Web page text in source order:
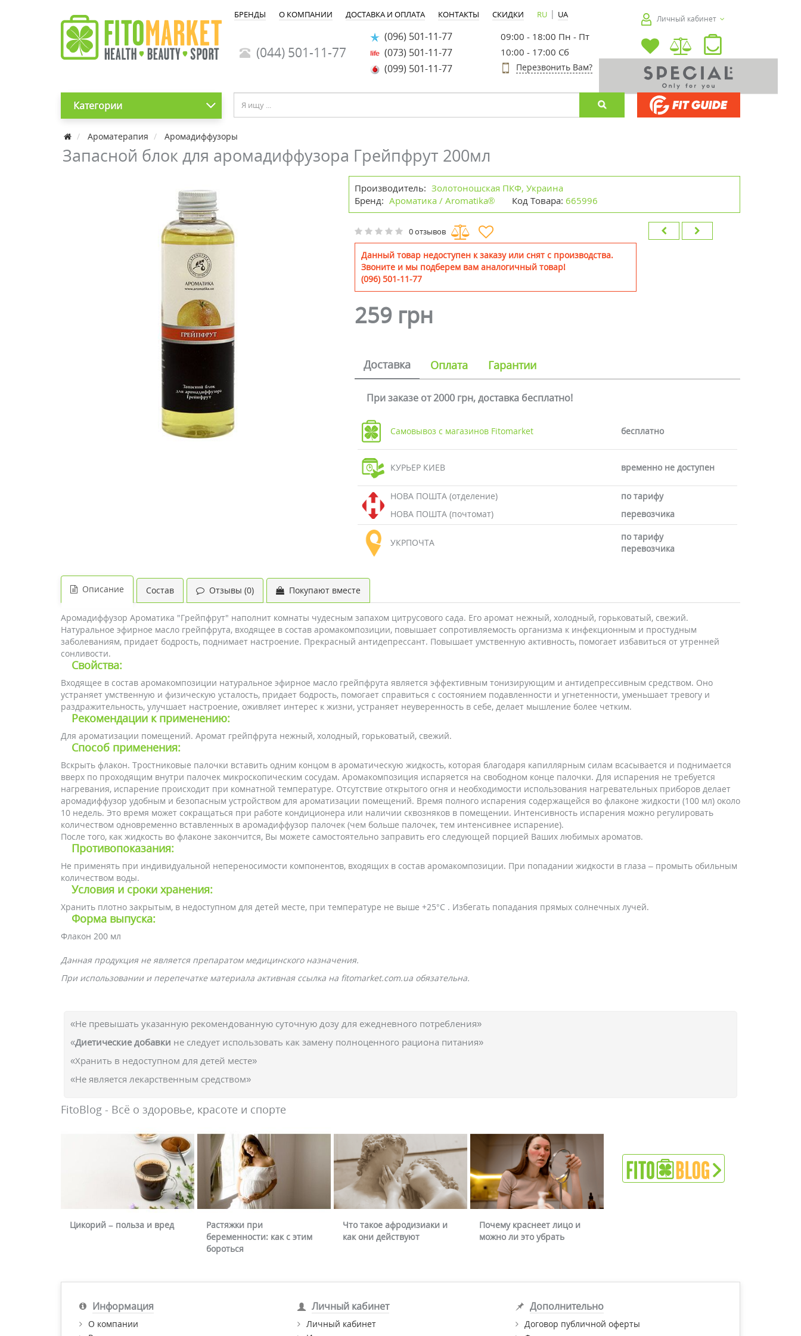
БРЕНДЫ О КОМПАНИИ ДОСТАВКА И ОПЛАТА КОНТАКТЫ СКИДКИ RU | UA
(044) 501-11-77
(096) 501-11-77
(073) 501-11-77
(099) 501-11-77
09:00 - 18:00 Пн - Пт
10:00 - 17:00 Сб
Перезвонить Вам?
Личный кабинет
Категории
Ароматерапия Аромадиффузоры
Запасной блок для аромадиффузора Грейпфрут 200мл
Производитель: Золотоношская ПКФ, Украина
Бренд: Ароматика / Aromatika® Код Товара: 665996
0 отзывов
Данный товар недоступен к заказу или снят с производства.
Звоните и мы подберем вам аналогичный товар!
(096) 501-11-77
259 грн
Доставка Оплата Гарантии
При заказе от 2000 грн, доставка бесплатно!
Самовывоз с магазинов Fitomarket бесплатно
КУРЬЕР КИЕВ временно не доступен
НОВА ПОШТА (отделение)
по тарифу
НОВА ПОШТА (почтомат)
перевозчика
УКРПОЧТА
по тарифу
перевозчика
Описание Состав Отзывы (0) Покупают вместе
Аромадиффузор Ароматика "Грейпфрут" наполнит комнаты чудесным запахом цитрусового сада. Его аромат нежный, холодный, горьковатый, свежий.
Натуральное эфирное масло грейпфрута, входящее в состав аромакомпозиции, повышает сопротивляемость организма к инфекционным и простудным
заболеваниям, придает бодрость, поднимает настроение. Прекрасный антидепрессант. Повышает умственную активность, помогает избавиться от утренней
сонливости.
Свойства:
Входящее в состав аромакомпозиции натуральное эфирное масло грейпфрута является эффективным тонизирующим и антидепрессивным средством. Оно
устраняет умственную и физическую усталость, придает бодрость, помогает справиться с состоянием подавленности и угнетенности, уменьшает тревогу и
раздражительность, улучшает настроение, оживляет интерес к жизни, устраняет неуверенность в себе, делает мышление более четким.
Рекомендации к применению:
Для ароматизации помещений. Аромат грейпфрута нежный, холодный, горьковатый, свежий.
Способ применения:
Вскрыть флакон. Тростниковые палочки вставить одним концом в ароматическую жидкость, которая благодаря капиллярным силам всасывается и поднимается
вверх по проходящим внутри палочек микроскопическим сосудам. Аромакомпозиция испаряется на свободном конце палочки. Для испарения не требуется
нагревания, испарение происходит при комнатной температуре. Отсутствие открытого огня и необходимости использования нагревательных приборов делает
аромадиффузор удобным и безопасным устройством для ароматизации помещений. Время полного испарения содержащейся во флаконе жидкости (100 мл) около
10 недель. Это время может сокращаться при работе кондиционера или наличии сквозняков в помещении. Интенсивность испарения можно регулировать
количеством одновременно вставленных в аромадиффузор палочек (чем больше палочек, тем интенсивнее испарение).
После того, как жидкость во флаконе закончится, Вы можете самостоятельно заправить его следующей порцией Ваших любимых ароматов.
Противопоказания:
Не применять при индивидуальной непереносимости компонентов, входящих в состав аромакомпозиции. При попадании жидкости в глаза – промыть обильным
количеством воды.
Условия и сроки хранения:
Хранить плотно закрытым, в недоступном для детей месте, при температуре не выше +25°С . Избегать попадания прямых солнечных лучей.
Форма выпуска:
Флакон 200 мл
Данная продукция не является препаратом медицинского назначения.
При использовании и перепечатке материала активная ссылка на fitomarket.com.ua обязательна.
«Не превышать указанную рекомендованную суточную дозу для ежедневного потребления»
«Диетические добавки не следует использовать как замену полноценного рациона питания»
«Хранить в недоступном для детей месте»
«Не является лекарственным средством»
FitoBlog - Всё о здоровье, красоте и спорте
Цикорий – польза и вред
Растяжки при
беременности: как с этим
бороться
Что такое афродизиаки и
как они действуют
Почему краснеет лицо и
можно ли это убрать
Информация
О компании
Личный кабинет
Личный кабинет
Дополнительно
Договор публичной оферты